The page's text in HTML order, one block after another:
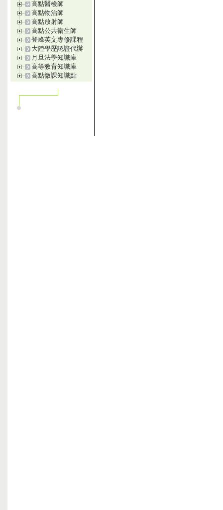
高點醫檢師
高點物治師
高點放射師
高點公共衛生師
登峰英文專修課程
大陸學歷認證代辦
月旦法學知識庫
高等教育知識庫
高點微課知識點